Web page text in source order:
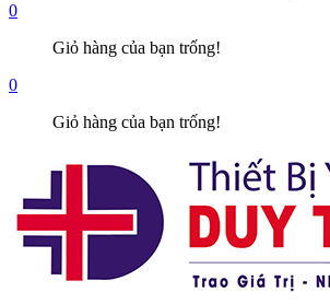
0
Giỏ hàng của bạn trống!
0
Giỏ hàng của bạn trống!